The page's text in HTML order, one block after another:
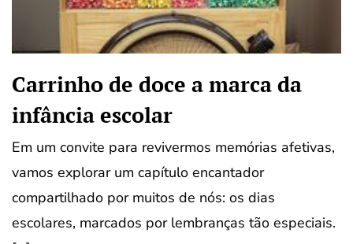
Carrinho de doce a marca da
infância escolar
Em um convite para revivermos memórias afetivas,
vamos explorar um capítulo encantador
compartilhado por muitos de nós: os dias
escolares, marcados por lembranças tão especiais.